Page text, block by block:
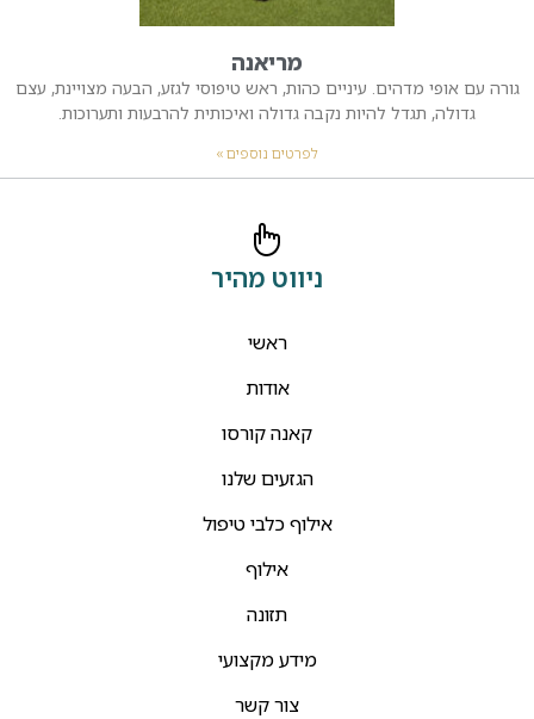
מריאנה
גורה עם אופי מדהים. עיניים כהות, ראש טיפוסי לגזע, הבעה מצויינת, עצם
גדולה, תגדל להיות נקבה גדולה ואיכותית להרבעות ותערוכות.
לפרטים נוספים »
ניווט מהיר
ראשי
אודות
קאנה קורסו
הגזעים שלנו
אילוף כלבי טיפול
אילוף
תזונה
מידע מקצועי
צור קשר